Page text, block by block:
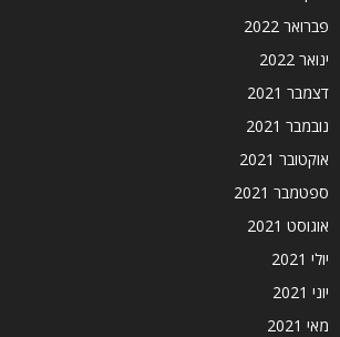
פברואר 2022
ינואר 2022
דצמבר 2021
נובמבר 2021
אוקטובר 2021
ספטמבר 2021
אוגוסט 2021
יולי 2021
יוני 2021
מאי 2021